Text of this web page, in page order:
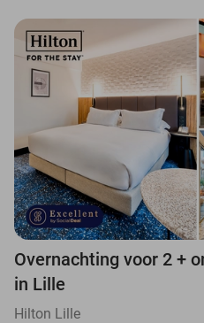
Overnachting voor 2 +
in Lille
Hilton Lille